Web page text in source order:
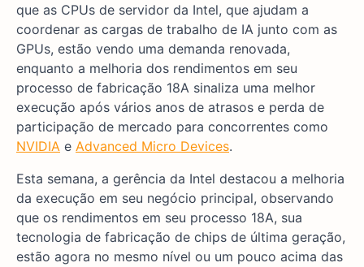
que as CPUs de servidor da Intel, que ajudam a
coordenar as cargas de trabalho de IA junto com as
GPUs, estão vendo uma demanda renovada,
enquanto a melhoria dos rendimentos em seu
processo de fabricação 18A sinaliza uma melhor
execução após vários anos de atrasos e perda de
participação de mercado para concorrentes como
NVIDIA e Advanced Micro Devices.
Esta semana, a gerência da Intel destacou a melhoria
da execução em seu negócio principal, observando
que os rendimentos em seu processo 18A, sua
tecnologia de fabricação de chips de última geração,
estão agora no mesmo nível ou um pouco acima das